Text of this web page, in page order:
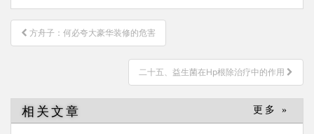
文
章
方舟子：何必夸大豪华装修的危害
二十五、益生菌在Hp根除治疗中的作用
相关文章 更多 »